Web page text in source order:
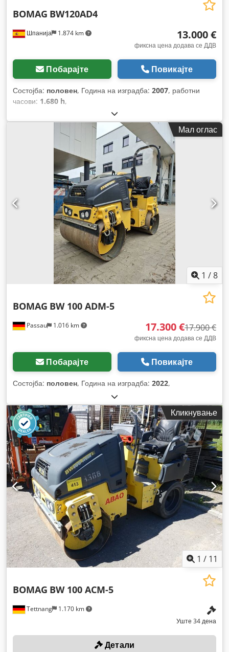
Шпанија 1.874 km
BOMAG BW120AD4
13.000 €
фиксна цена додава се ДДВ
Побарајте Повикајте
Состојба: половен, Година на изградба: 2007, работни
часови: 1.680 h,
Мал оглас
1 /8
Passau 1.016 km
BOMAG BW 100 ADM-5
17.300 €17.900 €
фиксна цена додава се ДДВ
Побарајте Повикајте
Состојба: половен, Година на изградба: 2022,
Кликнување
1 / 11
Tettnang 1.170 km
BOMAG BW 100 ACM-5
Уште 34 дена
Детали